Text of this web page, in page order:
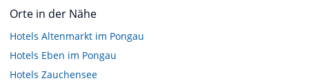
Orte in der Nähe
Hotels Altenmarkt im Pongau
Hotels Eben im Pongau
Hotels Zauchensee